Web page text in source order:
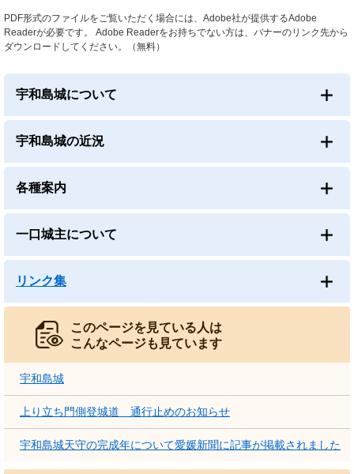
PDF形式のファイルをご覧いただく場合には、Adobe社が提供するAdobe
Readerが必要です。
Adobe Readerをお持ちでない方は、バナーのリンク先から
ダウンロードしてください。（無料）
宇和島城について
宇和島城の近況
各種案内
一口城主について
リンク集
このページを見ている人は
こんなページも見ています
宇和島城
上り立ち門側登城道 通行止めのお知らせ
宇和島城天守の完成年について愛媛新聞に記事が掲載されました